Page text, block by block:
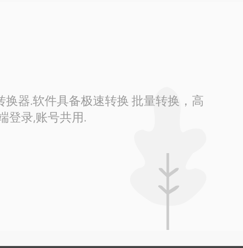
器.软件具备极速转换 批量转换，高
登录,账号共用.